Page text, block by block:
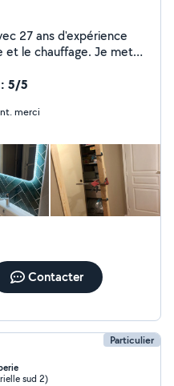
27 ans d'expérience
et le chauffage. Je mets
ma capacité de conseil
la pédagogie et de la
pour les élèves/
étudiants que j'accompagne. À très bientôt. Emmanuel.
5/5
merci
Contacter
Particulier
sud 2)